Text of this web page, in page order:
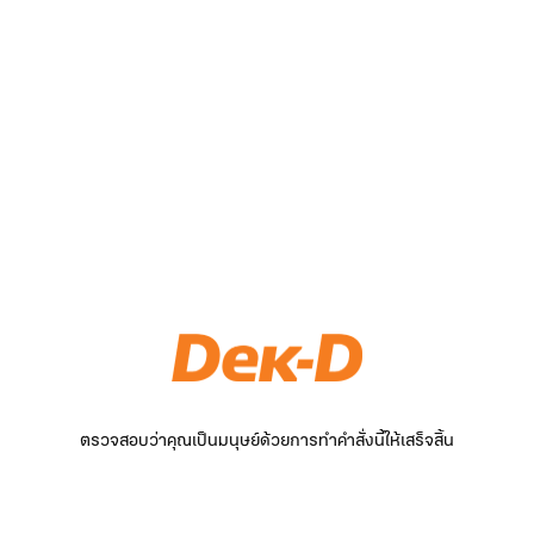
ตรวจสอบว่าคุณเป็นมนุษย์ด้วยการทำคำสั่งนี้ให้เสร็จสิ้น